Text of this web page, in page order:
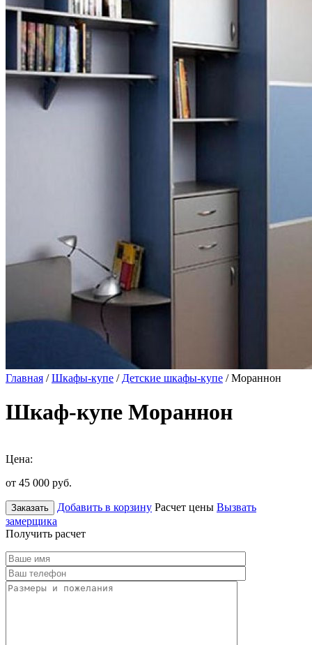
Главная /Шкафы-купе / Детские шкафы-купе / Мораннон
Шкаф-купе Мораннон
Цена:
от 45 000 руб.
Заказать Добавить в корзину Расчет цены Вызвать
замерщика
Получить расчет